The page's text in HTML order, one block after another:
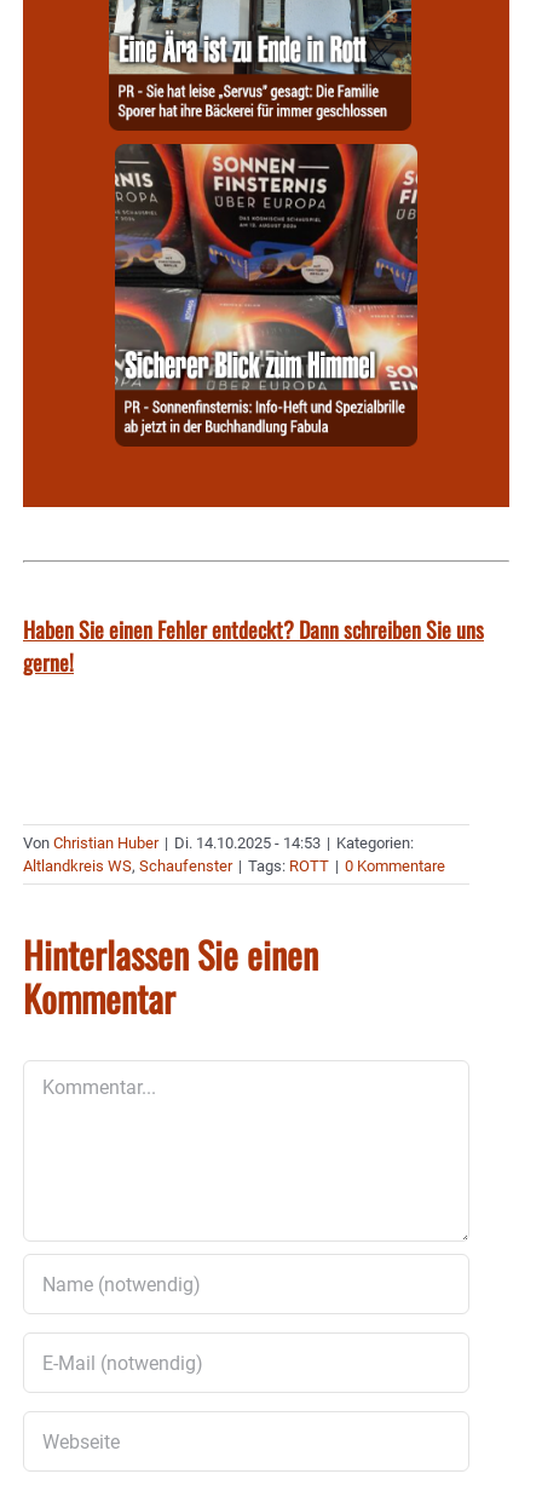
Haben Sie einen Fehler entdeckt? Dann schreiben Sie uns
gerne!
Von Christian Huber | Di. 14.10.2025 - 14:53 | Kategorien:
Altlandkreis WS, Schaufenster | Tags: ROTT | 0 Kommentare
Hinterlassen Sie einen
Kommentar